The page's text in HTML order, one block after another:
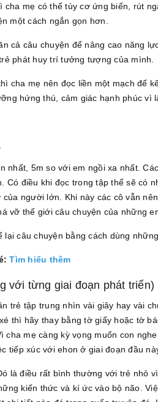
mẹ có thể tùy cơ ứng biến, rút
một cách ngắn gọn hơn.
cả câu chuyện để nâng cao năng
phát huy trí tưởng tượng của mình.
cha mẹ nên đọc liền một mạch để
hứng thú, cảm giác hạnh phúc vì
nhất, 5m so với em ngồi xa nhất.
điều khi đọc trong tập thể sẽ có
người lớn. Khi này các cô vẫn
vỡ thế giới câu chuyện của những
câu chuyện bằng cách dùng
Tìm hiểu thêm
với từng giai đoạn phát triển)
trẻ tập trung nhìn vài giây hay vài
thì hãy thay bằng tờ giấy hoặc tờ
mẹ càng kỳ vọng muốn con
tiếp xúc với ehon ở giai đoạn đầu
là điều rất bình thường với trẻ nhỏ
kiến thức và kí ức vào bộ não.